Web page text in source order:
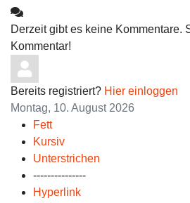
Derzeit gibt es keine Kommentare.
Kommentar!
Bereits registriert? Hier einloggen
Montag, 10. August 2026
Fett
Kursiv
Unterstrichen
---------------
Hyperlink